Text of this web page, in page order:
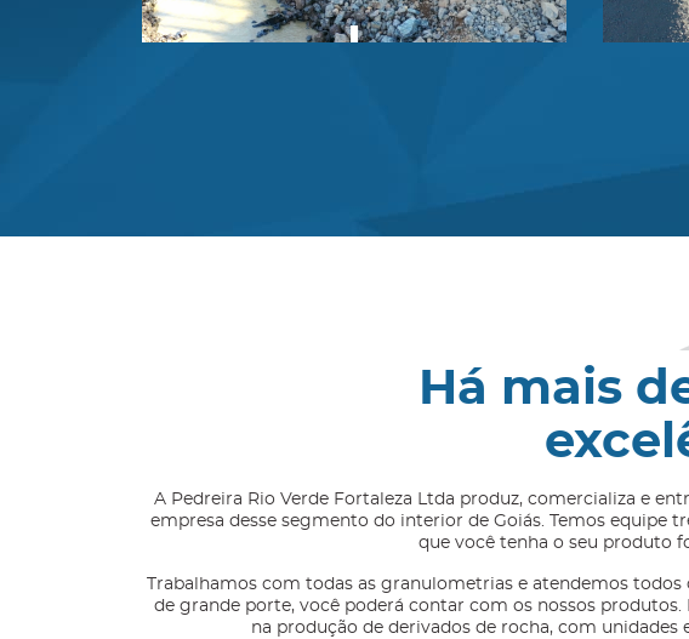
Há mais
A Pedreira Rio Verde Fortaleza Ltda produz, comercializa e
empresa desse segmento do interior de Goiás. Temos equipe
que você tenha o seu produto
Trabalhamos com todas as granulometrias e atendemos
de grande porte, você poderá contar com os nossos
na produção de derivados de rocha, com